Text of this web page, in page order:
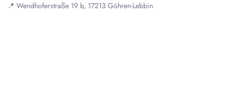
📍 Wendhoferstraße 19 b, 17213 Göhren-Lebbin